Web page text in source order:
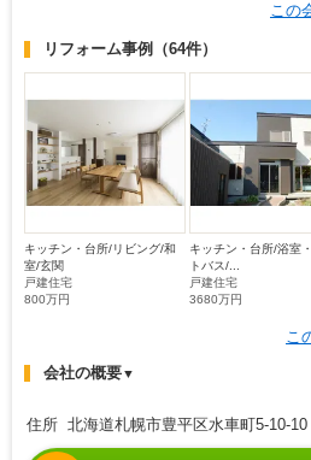
この
リフォーム事例 （64件）
キッチン・台所/リビング/和
室/玄関
戸建住宅
800万円
キッチン・台所/浴室
トバス/...
戸建住宅
3680万円
こ
会社の概要▼
住所 北海道札幌市豊平区水車町5-10-10